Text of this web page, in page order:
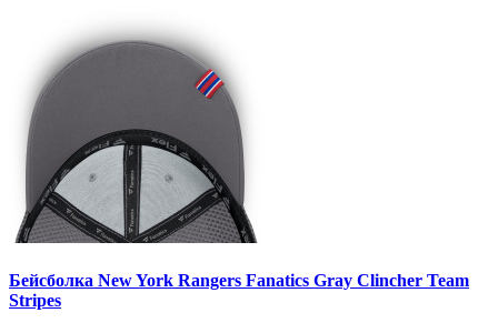
Бейсболка New York Rangers Fanatics Gray Clincher Team
Stripes